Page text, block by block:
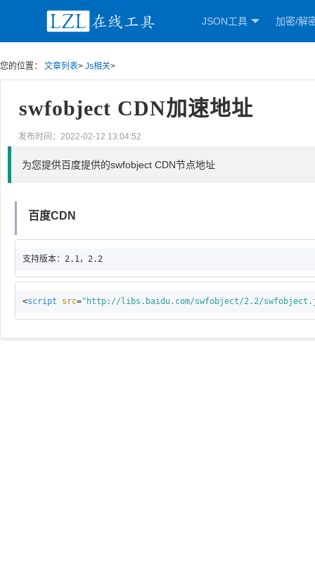
JSON工具 加密/解
您的位置： 文章列表> Js相关>
swfobject CDN加速地址
发布时间：2022-02-12 13:04:52
为您提供百度提供的swfobject CDN节点地址
百度CDN
<script src="http://libs.baidu.com/swfobject/2.2/